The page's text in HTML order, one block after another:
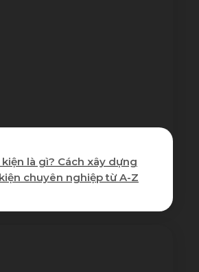
là gì? Cách xây dựng
chuyên nghiệp từ A-Z